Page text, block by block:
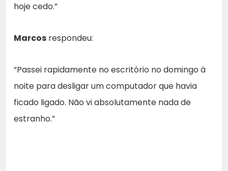
hoje cedo.”
Marcos respondeu:
“Passei rapidamente no escritório no domingo à
noite para desligar um computador que havia
ficado ligado. Não vi absolutamente nada de
estranho.”